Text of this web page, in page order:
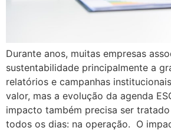
Durante anos, muitas empresas
sustentabilidade principalmente a
relatórios e campanhas
valor, mas a evolução da agenda
impacto também precisa ser
todos os dias: na operação. O